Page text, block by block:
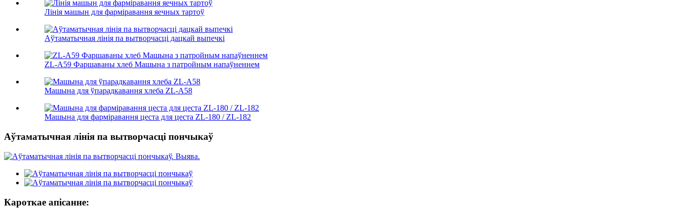
Лінія машын для фарміравання яечных тартоў
Аўтаматычная лінія па вытворчасці дацкай выпечкі
ZL-A59 Фаршаваны хлеб Машына з патройным напаўненнем
Машына для ўпарадкавання хлеба ZL-A58
Машына для фарміравання цеста для цеста ZL-180 / ZL-182
Аўтаматычная лінія па вытворчасці пончыкаў
Кароткае апісанне: